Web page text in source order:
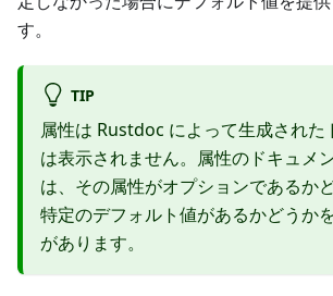
す。
TIP
属性は Rustdoc によって生成された
は表示されません。属性のドキュメ
は、その属性がオプションであるか
特定のデフォルト値があるかどうか
があります。